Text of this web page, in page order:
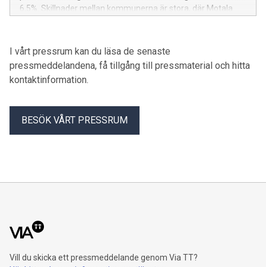
6,5%. Skillnader mellan kommunerna är stora, där Motala
I vårt pressrum kan du läsa de senaste
pressmeddelandena, få tillgång till pressmaterial och hitta
kontaktinformation.
BESÖK VÅRT PRESSRUM
Vill du skicka ett pressmeddelande genom Via TT?